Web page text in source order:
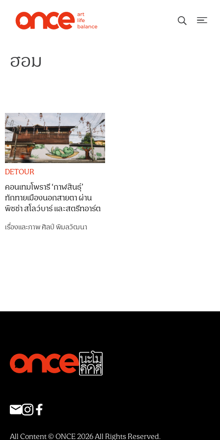
ฮอม
DETOUR
คอนเทมโพรารี ‘กาฬสินธุ์’
ทักทายเมืองนอกสายตา ผ่าน
พิซซ่า สโลว์บาร์ และสตรีทอาร์ต
เรื่องและภาพศิลป์ พิมลวัฒนา
All Content © ONCE 2026 All Rights Reserved.